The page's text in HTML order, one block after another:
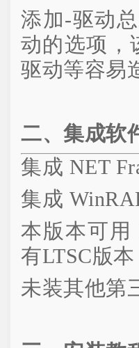
添加-驱动
动的选项，
驱动等容易
二、集成软
集成 NET
集成
本版本可用
有LTSC版
未装其他第